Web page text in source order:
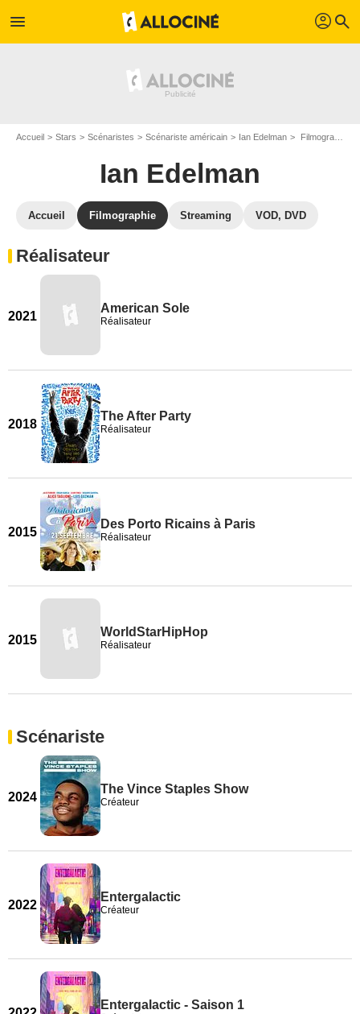
menu profil search
Accueil Stars Scénaristes Scénariste américain Ian Edelman Filmographie Ian Edelman
Ian Edelman
Accueil Filmographie Streaming VOD, DVD
Réalisateur
2021
American Sole
Réalisateur
2018
The After Party
Réalisateur
2015
Des Porto Ricains à Paris
Réalisateur
2015
WorldStarHipHop
Réalisateur
Scénariste
2024
The Vince Staples Show
Créateur
2022
Entergalactic
Créateur
Entergalactic - Saison 1